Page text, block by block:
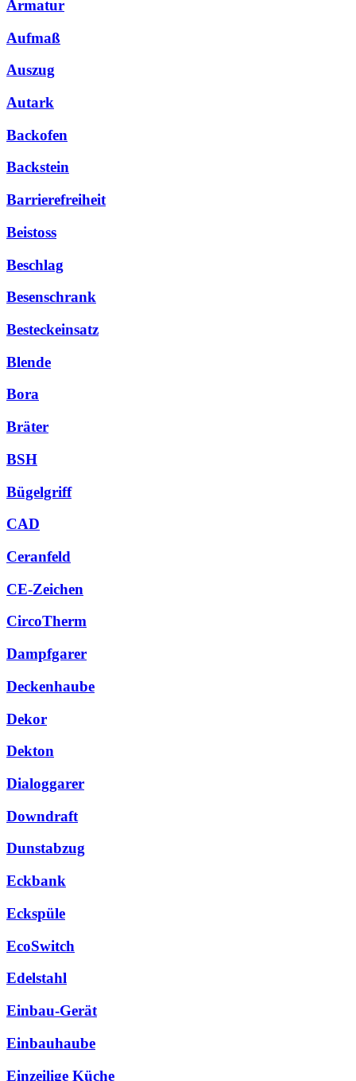
Armatur
Aufmaß
Auszug
Autark
Backofen
Backstein
Barrierefreiheit
Beistoss
Beschlag
Besenschrank
Besteckeinsatz
Blende
Bora
Bräter
BSH
Bügelgriff
CAD
Ceranfeld
CE-Zeichen
CircoTherm
Dampfgarer
Deckenhaube
Dekor
Dekton
Dialoggarer
Downdraft
Dunstabzug
Eckbank
Eckspüle
EcoSwitch
Edelstahl
Einbau-Gerät
Einbauhaube
Einzeilige Küche